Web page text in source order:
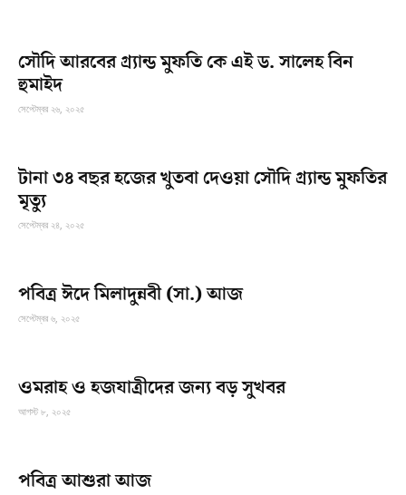
সৌদি আরবের গ্র্যান্ড মুফতি কে এই ড. সালেহ বিন
হুমাইদ
সেপ্টেম্বর ২৬, ২০২৫
টানা ৩৪ বছর হজের খুতবা দেওয়া সৌদি গ্র্যান্ড মুফতির
মৃত্যু
সেপ্টেম্বর ২৪, ২০২৫
পবিত্র ঈদে মিলাদুন্নবী (সা.) আজ
সেপ্টেম্বর ৬, ২০২৫
ওমরাহ ও হজযাত্রীদের জন্য বড় সুখবর
আগস্ট ৮, ২০২৫
পবিত্র আশুরা আজ